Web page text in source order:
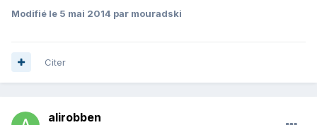
Modifié le 5 mai 2014 par mouradski
Citer
alirobben